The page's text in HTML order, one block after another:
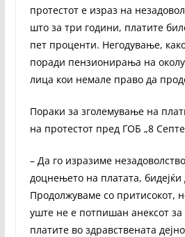
протестот е израз на
што за три години, платите
пет проценти. Негодување,
поради пензионирања на
лица кои немале право да
Пораки за зголемување на
на протестот пред ГОБ „8
– Да го изразиме
доцнењето на платата,
Продолжуваме со притисокот,
уште не е потпишан анексот
платите во здравствената